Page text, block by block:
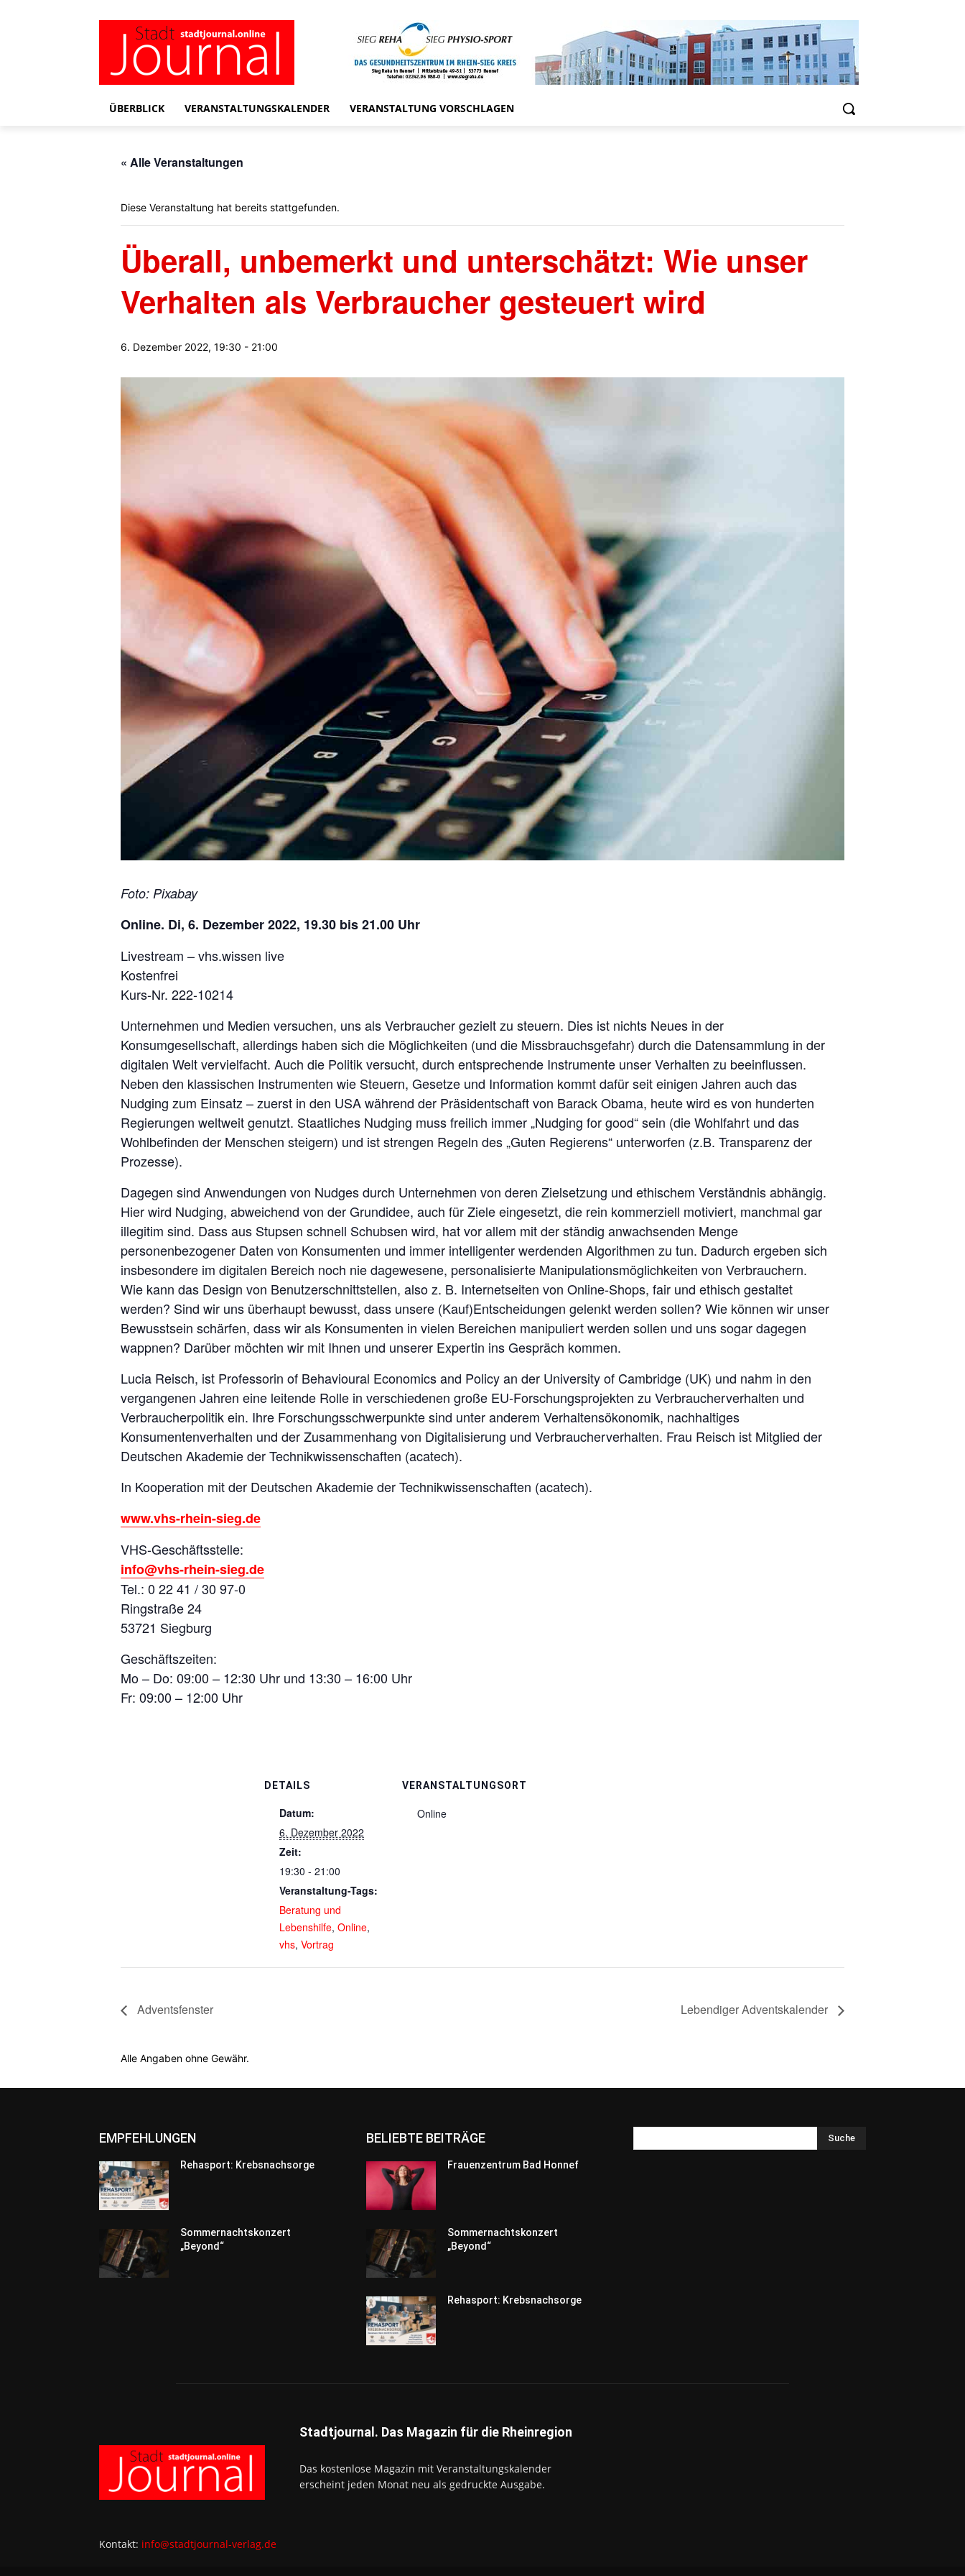
ÜBERBLICK VERANSTALTUNGSKALENDER VERANSTALTUNG VORSCHLAGEN
« Alle Veranstaltungen
Diese Veranstaltung hat bereits stattgefunden.
Überall, unbemerkt und unterschätzt: Wie unser
Verhalten als Verbraucher gesteuert wird
6. Dezember 2022, 19:30 - 21:00
Foto: Pixabay
Online. Di, 6. Dezember 2022, 19.30 bis 21.00 Uhr
Livestream – vhs.wissen live
Kostenfrei
Kurs-Nr. 222-10214
Unternehmen und Medien versuchen, uns als Verbraucher gezielt zu steuern. Dies ist nichts Neues in der
Konsumgesellschaft, allerdings haben sich die Möglichkeiten (und die Missbrauchsgefahr) durch die Datensammlung in der
digitalen Welt vervielfacht. Auch die Politik versucht, durch entsprechende Instrumente unser Verhalten zu beeinflussen.
Neben den klassischen Instrumenten wie Steuern, Gesetze und Information kommt dafür seit einigen Jahren auch das
Nudging zum Einsatz – zuerst in den USA während der Präsidentschaft von Barack Obama, heute wird es von hunderten
Regierungen weltweit genutzt. Staatliches Nudging muss freilich immer „Nudging for good“ sein (die Wohlfahrt und das
Wohlbefinden der Menschen steigern) und ist strengen Regeln des „Guten Regierens“ unterworfen (z.B. Transparenz der
Prozesse).
Dagegen sind Anwendungen von Nudges durch Unternehmen von deren Zielsetzung und ethischem Verständnis abhängig.
Hier wird Nudging, abweichend von der Grundidee, auch für Ziele eingesetzt, die rein kommerziell motiviert, manchmal gar
illegitim sind. Dass aus Stupsen schnell Schubsen wird, hat vor allem mit der ständig anwachsenden Menge
personenbezogener Daten von Konsumenten und immer intelligenter werdenden Algorithmen zu tun. Dadurch ergeben sich
insbesondere im digitalen Bereich noch nie dagewesene, personalisierte Manipulationsmöglichkeiten von Verbrauchern.
Wie kann das Design von Benutzerschnittstellen, also z. B. Internetseiten von Online-Shops, fair und ethisch gestaltet
werden? Sind wir uns überhaupt bewusst, dass unsere (Kauf)Entscheidungen gelenkt werden sollen? Wie können wir unser
Bewusstsein schärfen, dass wir als Konsumenten in vielen Bereichen manipuliert werden sollen und uns sogar dagegen
wappnen? Darüber möchten wir mit Ihnen und unserer Expertin ins Gespräch kommen.
Lucia Reisch, ist Professorin of Behavioural Economics and Policy an der University of Cambridge (UK) und nahm in den
vergangenen Jahren eine leitende Rolle in verschiedenen große EU-Forschungsprojekten zu Verbraucherverhalten und
Verbraucherpolitik ein. Ihre Forschungsschwerpunkte sind unter anderem Verhaltensökonomik, nachhaltiges
Konsumentenverhalten und der Zusammenhang von Digitalisierung und Verbraucherverhalten. Frau Reisch ist Mitglied der
Deutschen Akademie der Technikwissenschaften (acatech).
In Kooperation mit der Deutschen Akademie der Technikwissenschaften (acatech).
www.vhs-rhein-sieg.de
VHS-Geschäftsstelle:
info@vhs-rhein-sieg.de
Tel.: 0 22 41 / 30 97-0
Ringstraße 24
53721 Siegburg
Geschäftszeiten:
Mo – Do: 09:00 – 12:30 Uhr und 13:30 – 16:00 Uhr
Fr: 09:00 – 12:00 Uhr
DETAILS
Datum:
6. Dezember 2022
Zeit:
19:30 - 21:00
Veranstaltung-Tags:
Beratung und
Lebenshilfe, Online,
vhs, Vortrag
VERANSTALTUNGSORT
Online
Adventsfenster Lebendiger Adventskalender
Alle Angaben ohne Gewähr.
EMPFEHLUNGEN
Rehasport: Krebsnachsorge
Sommernachtskonzert
„Beyond“
BELIEBTE BEITRÄGE
Frauenzentrum Bad Honnef
Sommernachtskonzert
„Beyond“
Rehasport: Krebsnachsorge
Suche
Stadtjournal. Das Magazin für die Rheinregion
Das kostenlose Magazin mit Veranstaltungskalender
erscheint jeden Monat neu als gedruckte Ausgabe.
Kontakt: info@stadtjournal-verlag.de